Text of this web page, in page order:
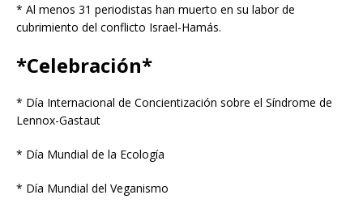
* Al menos 31 periodistas han muerto en su labor de
cubrimiento del conflicto Israel-Hamás.
*Celebración*
* Día Internacional de Concientización sobre el Síndrome de
Lennox-Gastaut
* Día Mundial de la Ecología
* Día Mundial del Veganismo